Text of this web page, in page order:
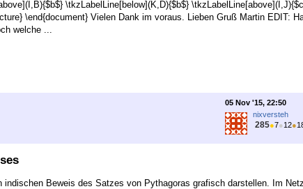
\tkzLabelLine[below](K,D){$b$}
\end{document} Vielen Dank im voraus. Lieben Gruß Martin EDIT:
welche ...
05 Nov '15, 22:50
nixversteh
285●7●12●
Beweis des Satzes von Pythagoras grafisch darstellen. Im